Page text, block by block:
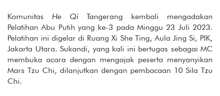
Komunitas He QiTangerang kembali mengadakan
Pelatihan Abu Putih yang ke-3 pada Minggu 23 Juli 2023.
Pelatihan ini digelar di Ruang Xi She Ting, Aula Jing Si, PIK,
Jakarta Utara. Sukandi, yang kali ini bertugas sebagai MC
membuka acara dengan mengajak peserta menyanyikan
Mars Tzu Chi, dilanjutkan dengan pembacaan 10 Sila Tzu
Chi.